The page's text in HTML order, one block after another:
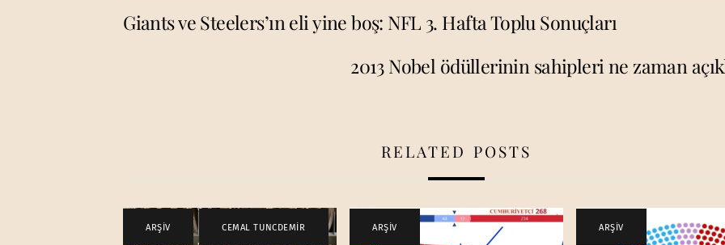
Giants ve Steelers’ın eli yine boş: NFL 3. Hafta Toplu Sonuçları
2013 Nobel ödüllerinin sahipleri ne zaman
RELATED POSTS
ARŞİV , CEMAL TUNCDEMİR , ARŞİV ARŞİV